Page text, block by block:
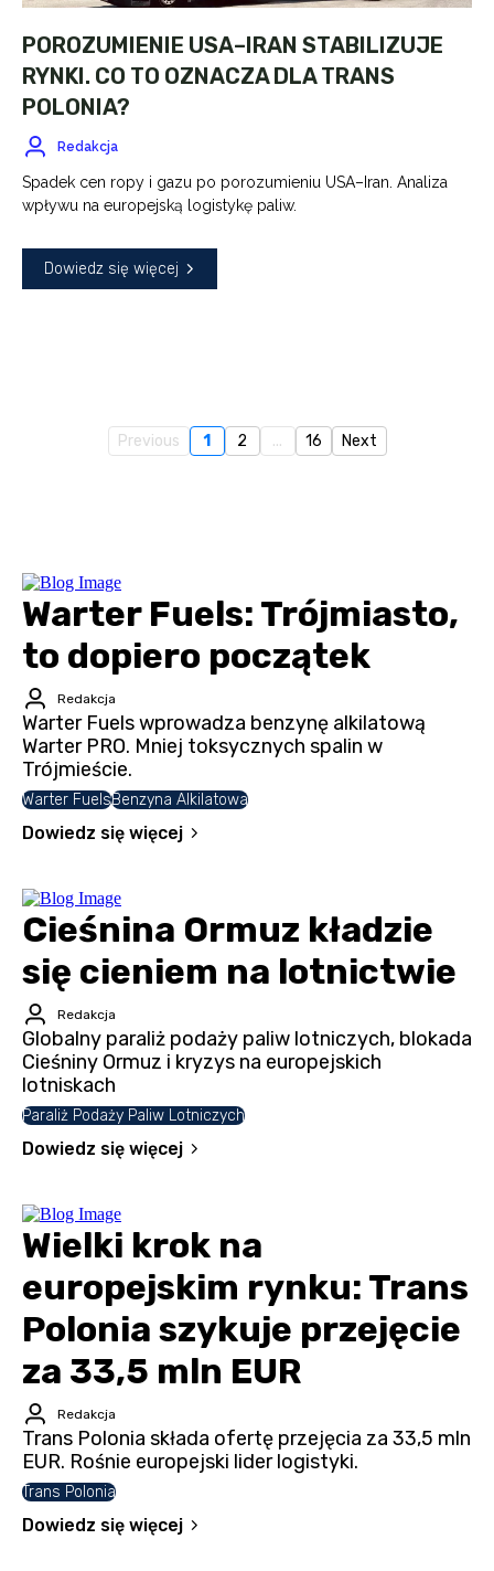
POROZUMIENIE USA–IRAN STABILIZUJE
RYNKI. CO TO OZNACZA DLA TRANS
POLONIA?
Redakcja
Spadek cen ropy i gazu po porozumieniu USA–Iran. Analiza
wpływu na europejską logistykę paliw.
Dowiedz się więcej
Previous 1 2 ... 16 Next
Warter Fuels: Trójmiasto,
to dopiero początek
Redakcja
Warter Fuels wprowadza benzynę alkilatową
Warter PRO. Mniej toksycznych spalin w
Trójmieście.
Warter FuelsBenzyna Alkilatowa
Dowiedz się więcej
Cieśnina Ormuz kładzie
się cieniem na lotnictwie
Redakcja
Globalny paraliż podaży paliw lotniczych, blokada
Cieśniny Ormuz i kryzys na europejskich
lotniskach
Paraliż Podaży Paliw Lotniczych
Dowiedz się więcej
Wielki krok na
europejskim rynku: Trans
Polonia szykuje przejęcie
za 33,5 mln EUR
Redakcja
Trans Polonia składa ofertę przejęcia za 33,5 mln
EUR. Rośnie europejski lider logistyki.
Trans Polonia
Dowiedz się więcej